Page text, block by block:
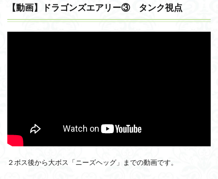
【動画】ドラゴンズエアリー③ タンク視点
２ボス後から大ボス「ニーズヘッグ」までの動画です。